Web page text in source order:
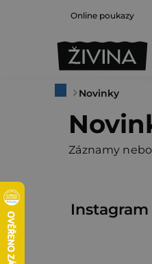
Online poukazy
DomovNovinky
Záznamy
Z
á
p
Instagram